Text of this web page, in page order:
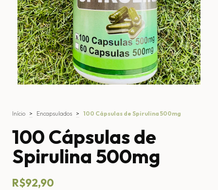
Início > Encapsulados > 100 Cápsulas de Spirulina 500mg
100 Cápsulas de
Spirulina 500mg
R$92,90